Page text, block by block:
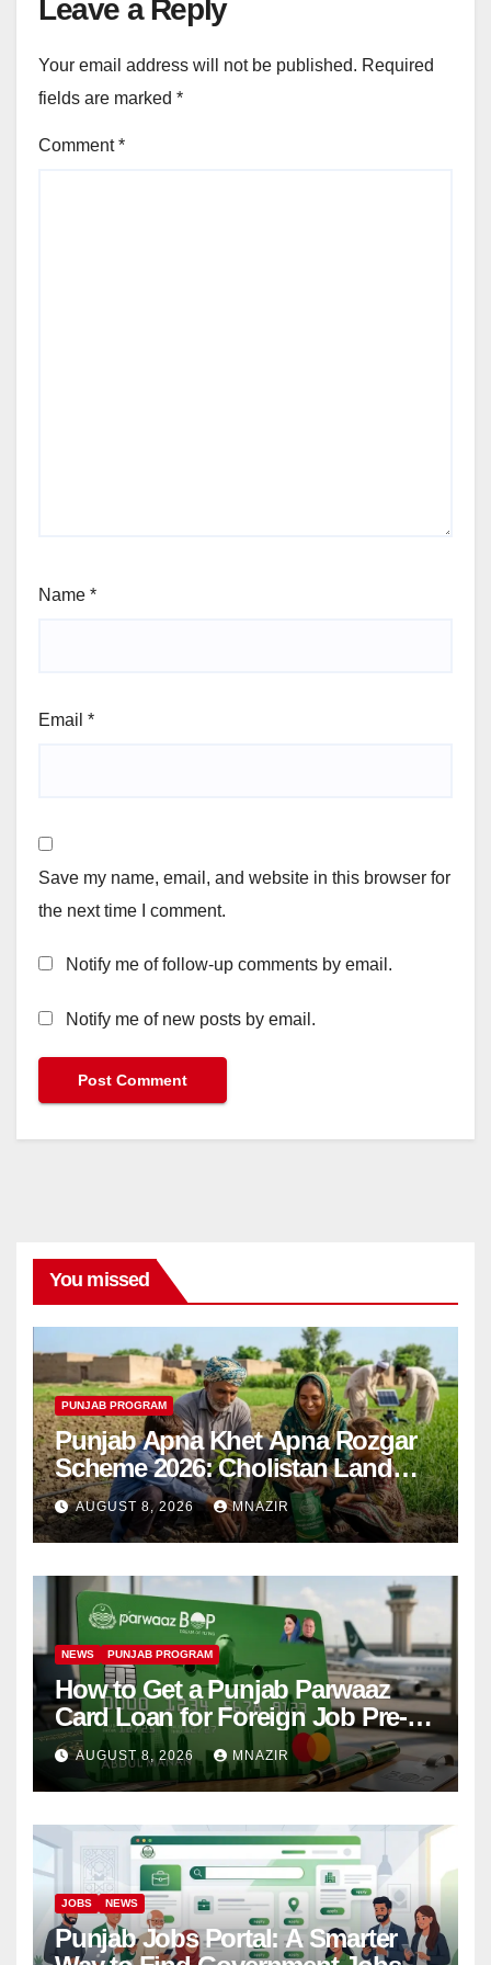
Leave a Reply
Your email address will not be published. Required
fields are marked *
Comment*
Name *
Email *
Save my name, email, and website in this browser for
the next time I comment.
Notify me of follow-up comments by email.
Notify me of new posts by email.
You missed
PUNJAB PROGRAM
Punjab Apna Khet Apna Rozgar
Scheme 2026: Cholistan Land
Distribution Begins
AUGUST 8, 2026 MNAZIR
NEWS PUNJAB PROGRAM
How to Get a Punjab Parwaaz
Card Loan for Foreign Job Pre-
Departure Costs
AUGUST 8, 2026 MNAZIR
JOBS NEWS
Punjab Jobs Portal: A Smarter